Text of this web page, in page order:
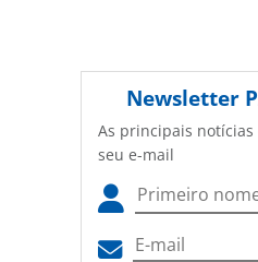
Newsletter
As principais
seu e-mail